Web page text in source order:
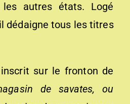
autres états. Logé
dédaigne tous les titres
sur le fronton de
de savates, ou